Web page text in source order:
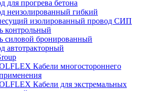
для прогрева бетона
неизолированный гибкий
изолированный провод СИП
контрольный
силовой бронированный
автотракторный
Кабели многостороннего
Кабели для экстремальных